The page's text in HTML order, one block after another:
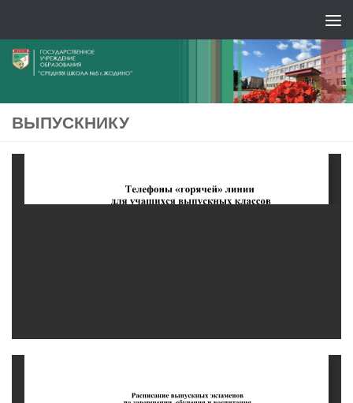
ВЫПУСКНИКУ